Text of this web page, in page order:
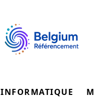
INFORMATIQUE